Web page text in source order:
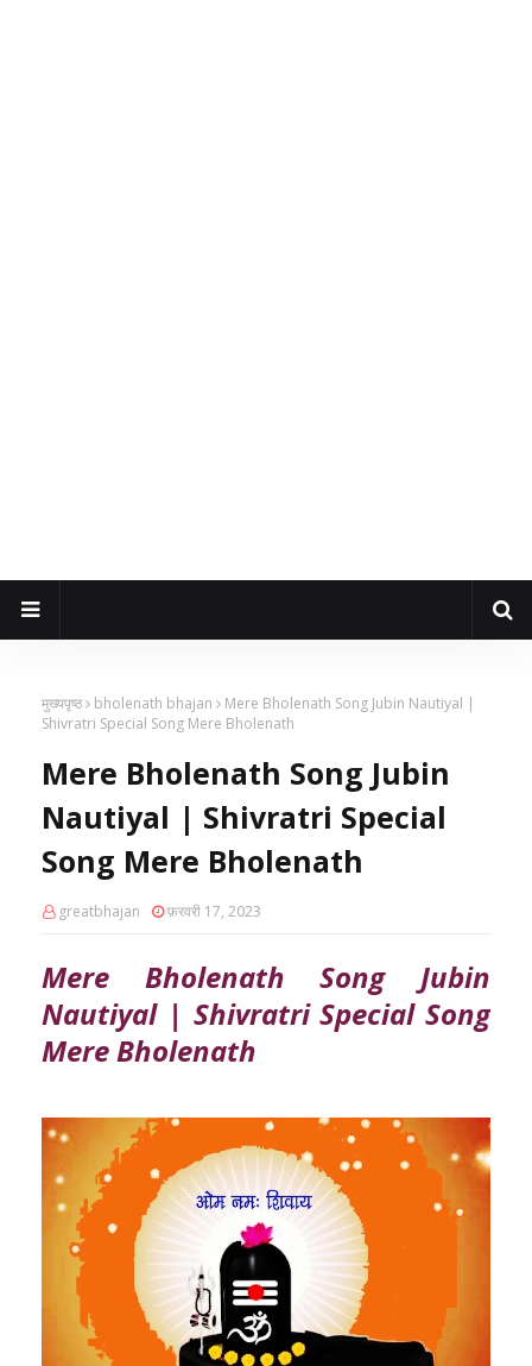
मुख्यपृष्ठ bholenath bhajan
Mere Bholenath Song Jubin Nautiyal |
Shivratri Special Song Mere Bholenath
Mere Bholenath Song Jubin
Nautiyal | Shivratri Special
Song Mere Bholenath
greatbhajan फ़रवरी 17, 2023
Mere Bholenath Song Jubin
Nautiyal | Shivratri Special Song
Mere Bholenath